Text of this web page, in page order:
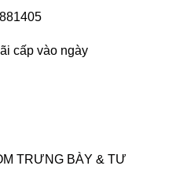
cấp vào ngày
TRƯNG BÀY & TƯ